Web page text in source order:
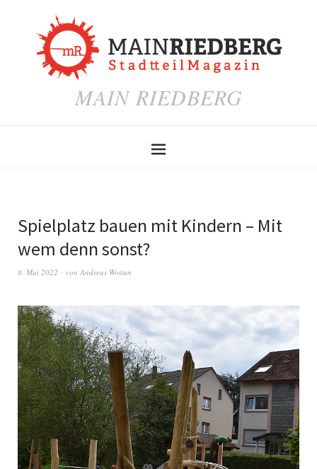
MAIN RIEDBERG
Spielplatz bauen mit Kindern – Mit
wem denn sonst?
8. Mai 2022 von Andreas Woitun